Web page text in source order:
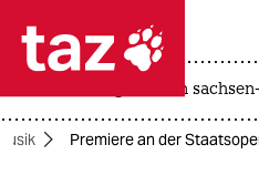
 taz zahl
taz zahl ich
landtagswahl in
Premiere an der